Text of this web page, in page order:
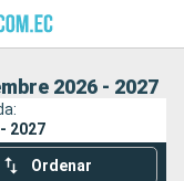
2026 - 2027
2027
Ordenar